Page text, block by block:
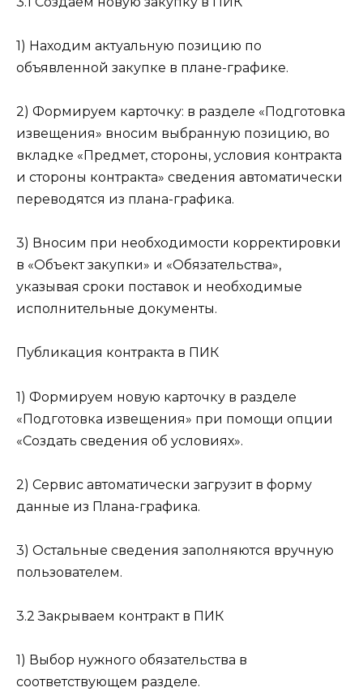
1) Находим актуальную позицию по
объявленной закупке в плане-графике.
2) Формируем карточку: в разделе «Подготовка
извещения» вносим выбранную позицию, во
вкладке «Предмет, стороны, условия контракта
и стороны контракта» сведения автоматически
переводятся из плана-графика.
3) Вносим при необходимости корректировки
в «Объект закупки» и «Обязательства»,
указывая сроки поставок и необходимые
исполнительные документы.
Публикация контракта в ПИК
1) Формируем новую карточку в разделе
«Подготовка извещения» при помощи опции
«Создать сведения об условиях».
2) Сервис автоматически загрузит в форму
данные из Плана-графика.
3) Остальные сведения заполняются вручную
пользователем.
3.2 Закрываем контракт в ПИК
1) Выбор нужного обязательства в
соответствующем разделе.